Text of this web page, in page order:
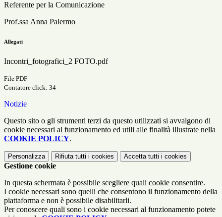
Referente per la Comunicazione
Prof.ssa Anna Palermo
Allegati
Incontri_fotografici_2 FOTO.pdf
File PDF
Contatore click: 34
Notizie
Questo sito o gli strumenti terzi da questo utilizzati si avvalgono di
cookie necessari al funzionamento ed utili alle finalità illustrate nella
COOKIE POLICY.
Personalizza Rifiuta tutti i cookies Accetta tutti i cookies
Gestione cookie
In questa schermata è possibile scegliere quali cookie consentire.
I cookie necessari sono quelli che consentono il funzionamento della
piattaforma e non è possibile disabilitarli.
Per conoscere quali sono i cookie necessari al funzionamento potete